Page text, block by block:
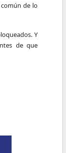
de lo
Y
de que